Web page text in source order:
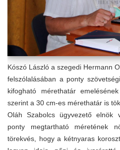
Kószó László a szegedi Hermann
felszólalásában a ponty
kifogható mérethatár
szerint a 30 cm-es mérethatár is
Oláh Szabolcs ügyvezető elnök
ponty megtartható méretének
törekvés, hogy a kétnyaras